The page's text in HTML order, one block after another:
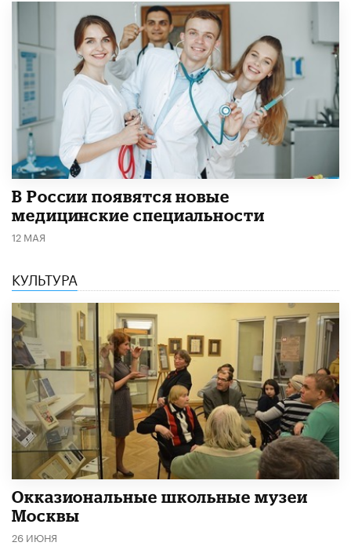
В России появятся новые
медицинские специальности
12 МАЯ
КУЛЬТУРА
​Окказиональные школьные музеи
Москвы
26 ИЮНЯ